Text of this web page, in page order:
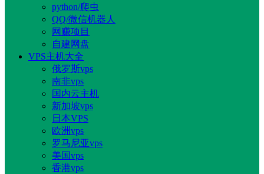
python/爬虫
QQ/微信机器人
网赚项目
自建网盘
VPS主机大全
俄罗斯vps
南非vps
国内云主机
新加坡vps
日本VPS
欧洲vps
罗马尼亚vps
美国vps
香港vps